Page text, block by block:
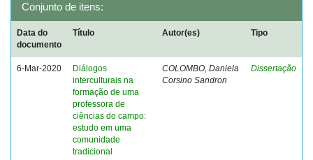
Conjunto de itens:
Data do
documento
Título Autor(es) Tipo
6-Mar-2020
Diálogos
interculturais na
formação de uma
professora de
ciências do campo:
estudo em uma
comunidade
tradicional
COLOMBO, Daniela
Corsino Sandron
Dissertação